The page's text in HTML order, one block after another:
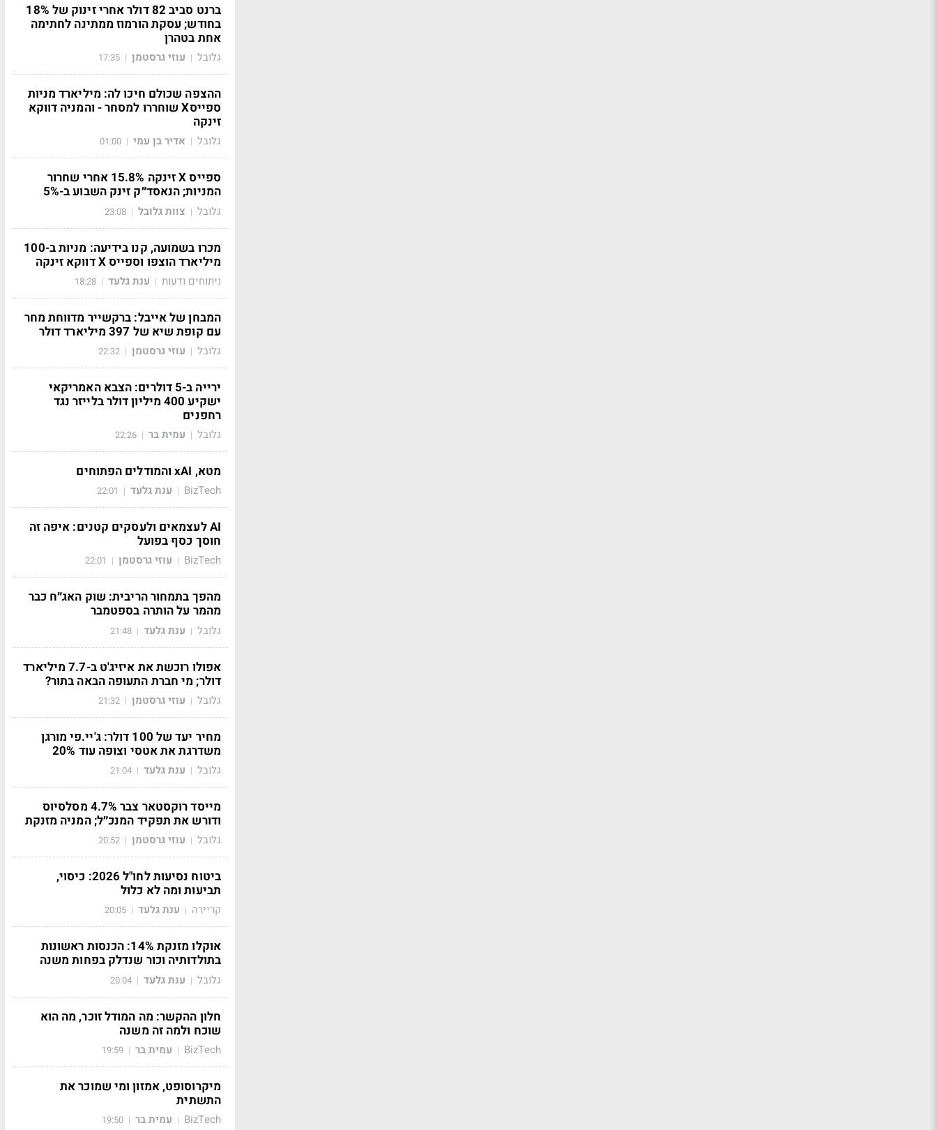
ברנט סביב 82 דולר אחרי זינוק של 18%
בחודש; עסקת הורמוז ממתינה לחתימה
אחת בטהרן
גלובל | עוזי גרסטמן |
17:35
ההצפה שכולם חיכו לה: מיליארד מניות
ספייסX שוחררו למסחר - והמניה דווקא
זינקה
גלובל | אדיר בן עמי |
01:00
ספייס X זינקה 15.8% אחרי שחרור
המניות; הנאסד״ק זינק השבוע ב-5%
גלובל | צוות גלובל |
23:08
מכרו בשמועה, קנו בידיעה: מניות ב-100
מיליארד הוצפו וספייס X דווקא זינקה
ניתוחים ודעות | ענת גלעד |
18:28
המבחן של אייבל: ברקשייר מדווחת מחר
עם קופת שיא של 397 מיליארד דולר
גלובל | עוזי גרסטמן |
22:32
ירייה ב-5 דולרים: הצבא האמריקאי
ישקיע 400 מיליון דולר בלייזר נגד
רחפנים
גלובל | עמית בר |
22:26
מטא, xAI והמודלים הפתוחים
BizTech
| ענת גלעד |
22:01
AI לעצמאים ולעסקים קטנים: איפה זה
חוסך כסף בפועל
BizTech
| עוזי גרסטמן |
22:01
מהפך בתמחור הריבית: שוק האג״ח כבר
מהמר על הותרה בספטמבר
גלובל | ענת גלעד |
21:48
אפולו רוכשת את איזיג'ט ב-7.7 מיליארד
דולר; מי חברת התעופה הבאה בתור?
גלובל | עוזי גרסטמן |
21:32
מחיר יעד של 100 דולר: ג'יי.פי מורגן
משדרגת את אטסי וצופה עוד 20%
גלובל | ענת גלעד |
21:04
מייסד רוקסטאר צבר 4.7% מסלסיוס
ודורש את תפקיד המנכ״ל; המניה מזנקת
גלובל | עוזי גרסטמן |
20:52
ביטוח נסיעות לחו"ל 2026: כיסוי,
תביעות ומה לא כלול
קריירה | ענת גלעד |
20:05
אוקלו מזנקת 14%: הכנסות ראשונות
בתולדותיה וכור שנדלק בפחות משנה
גלובל | ענת גלעד |
20:04
חלון ההקשר: מה המודל זוכר, מה הוא
שוכח ולמה זה משנה
BizTech
| עמית בר |
19:59
מיקרוסופט, אמזון ומי שמוכר את
התשתית
BizTech
| עמית בר |
19:50